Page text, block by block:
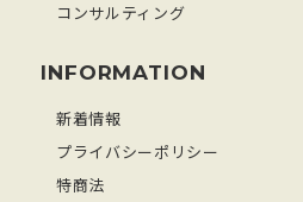
コンサルティング
INFORMATION
新着情報
プライバシーポリシー
特商法